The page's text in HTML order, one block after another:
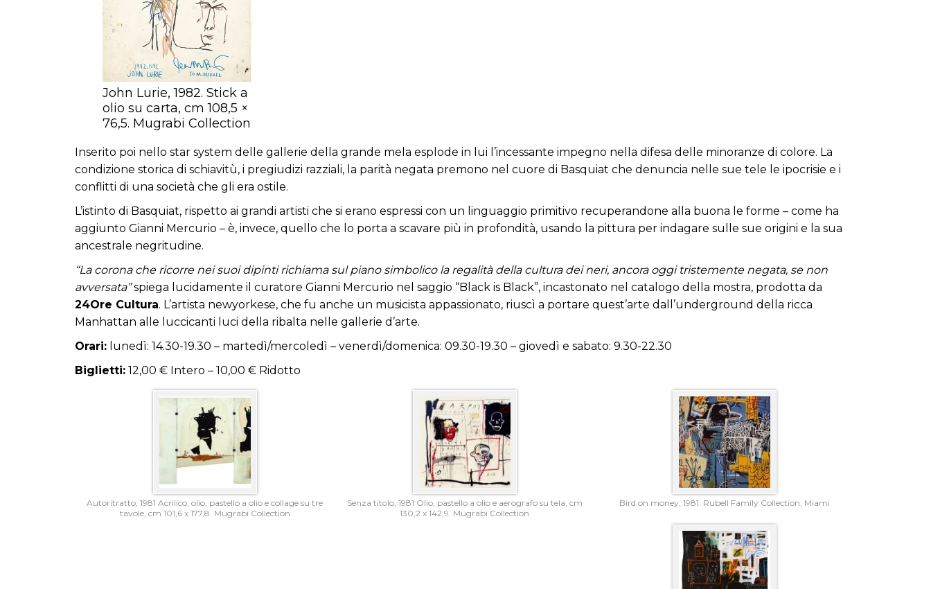
John Lurie, 1982. Stick a
olio su carta, cm 108,5 ×
76,5. Mugrabi Collection
Inserito poi nello star system delle gallerie della grande mela esplode in lui l’incessante impegno nella difesa delle minoranze di colore. La
condizione storica di schiavitù, i pregiudizi razziali, la parità negata premono nel cuore di Basquiat che denuncia nelle sue tele le ipocrisie e i
conflitti di una società che gli era ostile.
L’istinto di Basquiat, rispetto ai grandi artisti che si erano espressi con un linguaggio primitivo recuperandone alla buona le forme – come ha
aggiunto Gianni Mercurio – è, invece, quello che lo porta a scavare più in profondità, usando la pittura per indagare sulle sue origini e la sua
ancestrale negritudine.
“La corona che ricorre nei suoi dipinti richiama sul piano simbolico la regalità della cultura dei neri, ancora oggi tristemente negata, se non
avversata”spiega lucidamente il curatore Gianni Mercurio nel saggio “Black is Black”, incastonato nel catalogo della mostra, prodotta da
24Ore Cultura. L’artista newyorkese, che fu anche un musicista appassionato, riuscì a portare quest’arte dall’underground della ricca
Manhattan alle luccicanti luci della ribalta nelle gallerie d’arte.
Orari: lunedì: 14.30-19.30 – martedì/mercoledì – venerdì/domenica: 09.30-19.30 – giovedì e sabato: 9.30-22.30
Biglietti: 12,00 € Intero – 10,00 € Ridotto
Autoritratto, 1981 Acrilico, olio, pastello a olio e collage su tre
tavole, cm 101,6 x 177,8. Mugrabi Collection
Senza titolo, 1981 Olio, pastello a olio e aerografo su tela, cm
130,2 x 142,9. Mugrabi Collection
Bird on money, 1981. Rubell Family Collection, Miami